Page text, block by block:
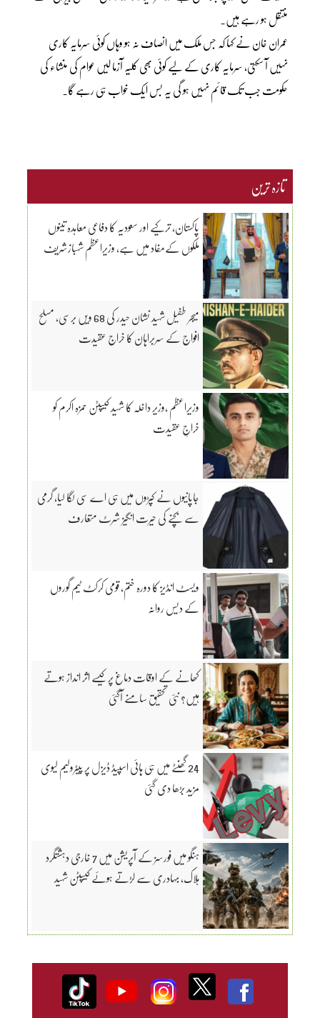
منتقل ہو رہے ہیں۔
عمران خان نے کہا کہ جس ملک میں انصاف نہ ہو وہاں کوئی سرمایہ کاری
نہیں آ سکتی، سرمایہ کاری کے لیے کوئی بھی کلیہ آزما لیں عوام کی منشاء کی
حکومت جب تک قائم نہیں ہو گی یہ بس ایک خواب ہی رہے گا۔
تازہ ترین
پاکستان، ترکیے اور سعودیہ کا دفاعی معاہدہ تینوں
ملکوں کےمفاد میں ہے، وزیراعظم شہبازشریف
میجر طفیل شہید نشان حیدر کی 68 ویں برسی، مسلح
افواج کے سربراہان کا خراج عقیدت
وزیراعظم ،وزیر داخلہ کا شہید کیپٹن حمزہ اکرم کو
خراجِ عقیدت
جاپانیوں نے کپڑوں میں ہی اے سی لگا لیا، گرمی
سے بچنے کی حیرت انگیز شرٹ متعارف
ویسٹ انڈیز کا دورہ ختم، قومی کرکٹ ٹیم گوروں
کے دیس روانہ
کھانے کے اوقات دماغ پر کیسے اثر انداز ہوتے
ہیں؟ نئی تحقیق سامنے آگئی
24 گھنٹے میں ہی ہائی اسپیڈ ڈیزل پر پیٹرولیم لیوی
مزید بڑھا دی گئی
ہنگو میں فورسز کے آپریشن میں 7 خارجی دہشتگرد
ہلاک، بہادری سے لڑتے ہوئے کیپٹن شہید